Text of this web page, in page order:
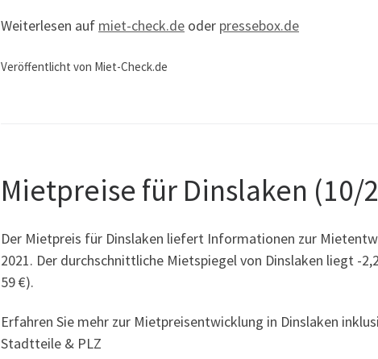
Weiterlesen auf miet-check.de oder pressebox.de
Veröffentlicht von Miet-Check.de
Mietpreise für Dinslaken (10/
Der Mietpreis für Dinslaken liefert Informationen zur
2021. Der durchschnittliche Mietspiegel von Dinslaken liegt -
59 €).
Erfahren Sie mehr zur Mietpreisentwicklung in Dinslaken
Stadtteile & PLZ